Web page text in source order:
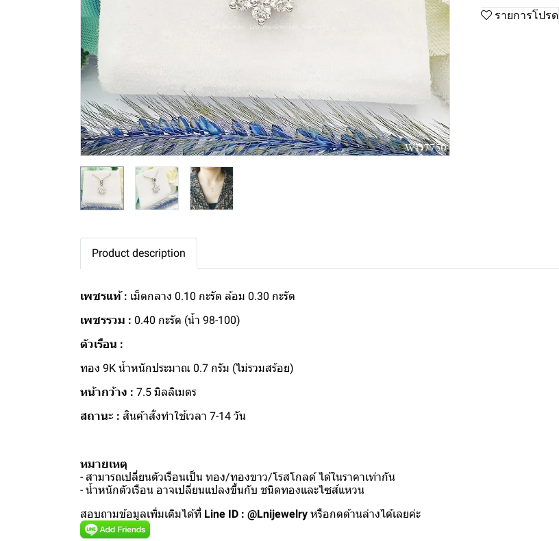
รายการโปรด
Product description
เพชรแท้ : เม็ดกลาง 0.10 กะรัต ล้อม 0.30 กะรัต
เพชรรวม : 0.40 กะรัต (น้ำ 98-100)
ตัวเรือน :
ทอง 9K น้ำหนักประมาณ 0.7 กรัม (ไม่รวมสร้อย)
หน้ากว้าง : 7.5 มิลลิเมตร
สถานะ : สินค้าสั่งทำใช้เวลา 7-14 วัน
หมายเหตุ
- สามารถเปลี่ยนตัวเรือนเป็น ทอง/ทองขาว/โรสโกลด์ ได้ในราคาเท่ากัน
- น้ำหนักตัวเรือน อาจเปลี่ยนแปลงขึ้นกับ ชนิดทองและไซส์แหวน
สอบถามข้อมูลเพิ่มเติมได้ที่ Line ID : @Lnijewelry หรือกดด้านล่างได้เลยค่ะ